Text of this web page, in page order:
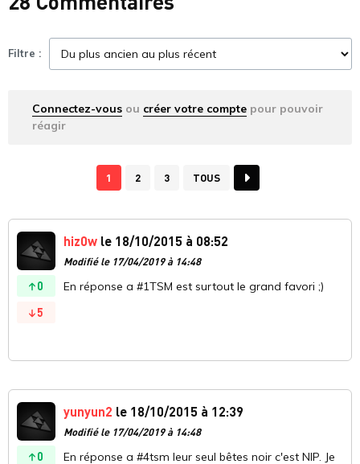
Filtre :
Connectez-vous ou créer votre compte pour pouvoir
réagir
1 2 3 TOUS
0
5
hiz0w le 18/10/2015 à 08:52
Modifié le 17/04/2019 à 14:48
En réponse a #1TSM est surtout le grand favori ;)
0
yunyun2 le 18/10/2015 à 12:39
Modifié le 17/04/2019 à 14:48
En réponse a #4tsm leur seul bêtes noir c'est NIP. Je